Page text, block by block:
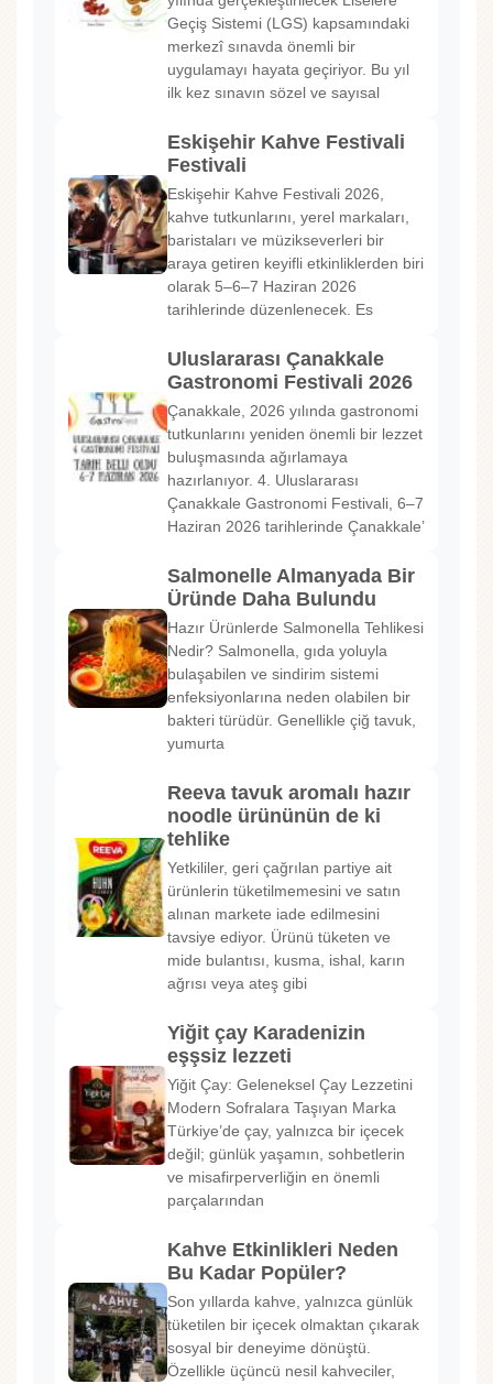
Geçiş Sistemi (LGS) kapsamındaki
merkezî sınavda önemli bir
uygulamayı hayata geçiriyor. Bu yıl
ilk kez sınavın sözel ve sayısal
Eskişehir Kahve Festivali
Festivali
Eskişehir Kahve Festivali 2026,
kahve tutkunlarını, yerel markaları,
baristaları ve müzikseverleri bir
araya getiren keyifli etkinliklerden biri
olarak 5–6–7 Haziran 2026
tarihlerinde düzenlenecek. Es
Uluslararası Çanakkale
Gastronomi Festivali 2026
Çanakkale, 2026 yılında gastronomi
tutkunlarını yeniden önemli bir lezzet
buluşmasında ağırlamaya
hazırlanıyor. 4. Uluslararası
Çanakkale Gastronomi Festivali, 6–7
Haziran 2026 tarihlerinde Çanakkale’
Salmonelle Almanyada Bir
Üründe Daha Bulundu
Hazır Ürünlerde Salmonella Tehlikesi
Nedir? Salmonella, gıda yoluyla
bulaşabilen ve sindirim sistemi
enfeksiyonlarına neden olabilen bir
bakteri türüdür. Genellikle çiğ tavuk,
yumurta
Reeva tavuk aromalı hazır
noodle ürününün de ki
tehlike
Yetkililer, geri çağrılan partiye ait
ürünlerin tüketilmemesini ve satın
alınan markete iade edilmesini
tavsiye ediyor. Ürünü tüketen ve
mide bulantısı, kusma, ishal, karın
ağrısı veya ateş gibi
Yiğit çay Karadenizin
eşşsiz lezzeti
Yiğit Çay: Geleneksel Çay Lezzetini
Modern Sofralara Taşıyan Marka
Türkiye’de çay, yalnızca bir içecek
değil; günlük yaşamın, sohbetlerin
ve misafirperverliğin en önemli
parçalarından
Kahve Etkinlikleri Neden
Bu Kadar Popüler?
Son yıllarda kahve, yalnızca günlük
tüketilen bir içecek olmaktan çıkarak
sosyal bir deneyime dönüştü.
Özellikle üçüncü nesil kahveciler,